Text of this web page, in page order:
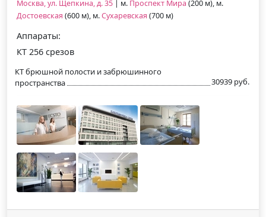
Москва, ул. Щепкина, д. 35 | м. Проспект Мира (200 м), м.
Достоевская (600 м), м.Сухаревская (700 м)
Аппараты:
КТ 256 срезов
КТ брюшной полости и забрюшинного
пространства
30939 руб.